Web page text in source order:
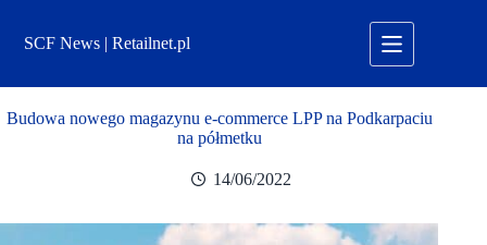
treściSCF News | Retailnet.pl
Budowa nowego magazynu e-commerce LPP na Podkarpaciu
na półmetku
14/06/2022